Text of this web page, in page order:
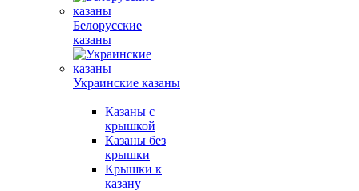
Белорусские
казаны
Украинские казаны
Казаны с
крышкой
Казаны без
крышки
Крышки к
казану